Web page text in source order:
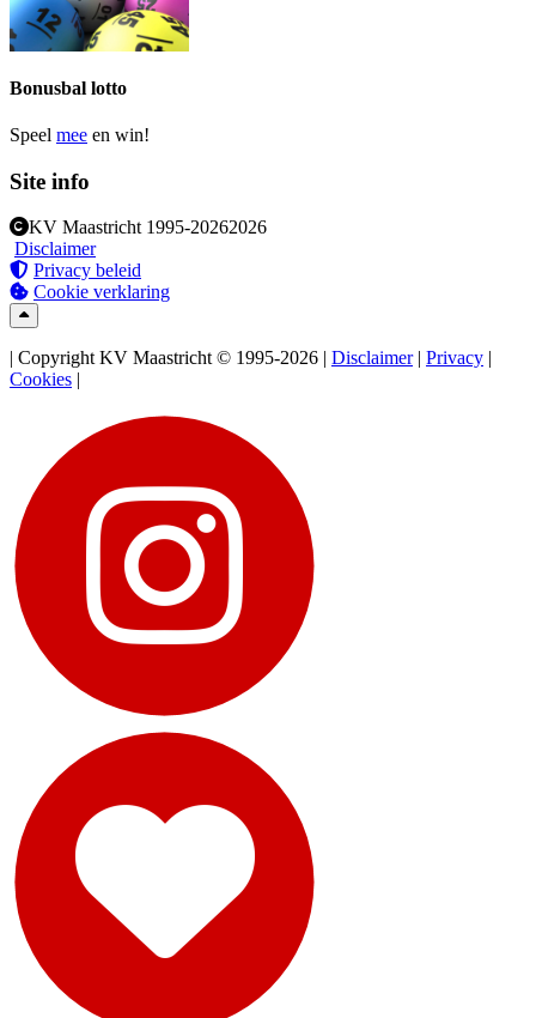
Bonusbal lotto
Speel mee en win!
Site info
KV Maastricht 1995-20262026
Disclaimer
Privacy beleid
Cookie verklaring
| Copyright KV Maastricht © 1995-2026 | Disclaimer| Privacy |
Cookies |